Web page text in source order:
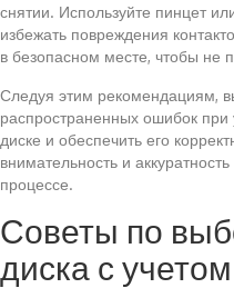
снятии. Используйте пинцет
избежать повреждения
в безопасном месте, чтобы не
Следуя этим рекомендациям,
распространенных ошибок при
диске и обеспечить его
внимательность и
процессе.
Советы по
диска с